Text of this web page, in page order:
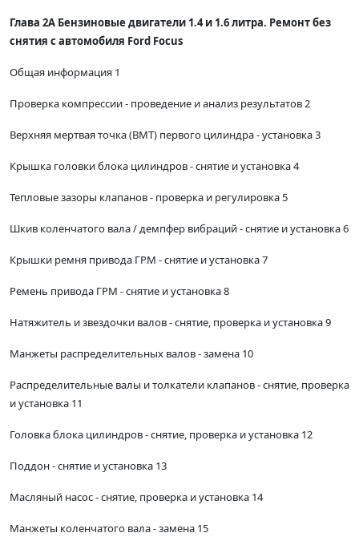
Глава 2А Бензиновые двигатели 1.4 и 1.6 литра. Ремонт без
снятия с автомобиля Ford Focus
Общая информация 1
Проверка компрессии - проведение и анализ результатов 2
Верхняя мертвая точка (ВМТ) первого цилиндра - установка 3
Крышка головки блока цилиндров - снятие и установка 4
Тепловые зазоры клапанов - проверка и регулировка 5
Шкив коленчатого вала / демпфер вибраций - снятие и установка 6
Крышки ремня привода ГРМ - снятие и установка 7
Ремень привода ГРМ - снятие и установка 8
Натяжитель и звездочки валов - снятие, проверка и установка 9
Манжеты распределительных валов - замена 10
Распределительные валы и толкатели клапанов - снятие, проверка
и установка 11
Головка блока цилиндров - снятие, проверка и установка 12
Поддон - снятие и установка 13
Масляный насос - снятие, проверка и установка 14
Манжеты коленчатого вала - замена 15